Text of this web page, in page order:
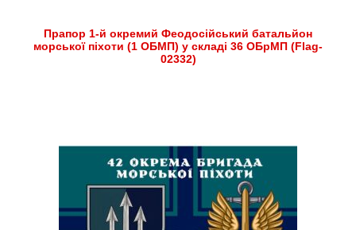
Прапор 1-й окремий Феодосійський батальйон
морської піхоти (1 ОБМП) у складі 36 ОБрМП (Flag-
02332)